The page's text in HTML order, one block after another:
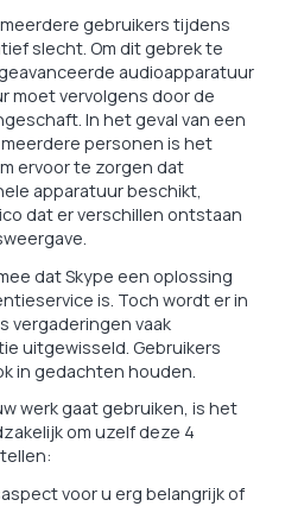
gebruikers tijdens
slecht. Om dit gebrek te
audioapparatuur
moet vervolgens door de
In het geval van een
personen is het
ervoor te zorgen dat
apparatuur beschikt,
dat er verschillen ontstaan
dat Skype een oplossing
is. Toch wordt er in
vergaderingen vaak
uitgewisseld. Gebruikers
in gedachten houden.
werk gaat gebruiken, is het
om uzelf deze 4
voor u erg belangrijk of